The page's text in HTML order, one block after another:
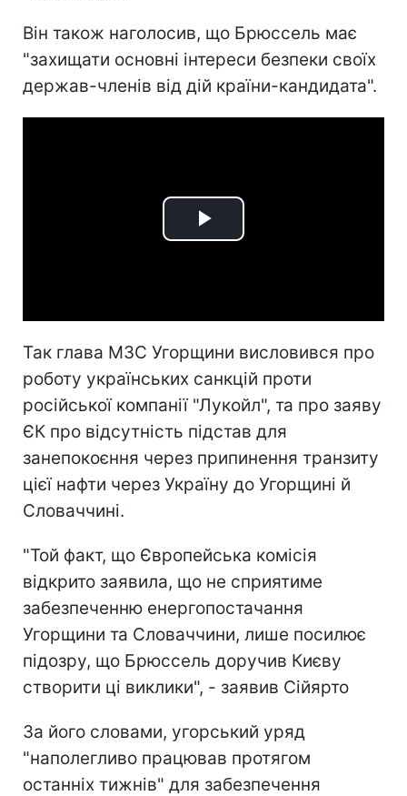
Він також наголосив, що Брюссель має
"захищати основні інтереси безпеки своїх
держав-членів від дій країни-кандидата".
Play
Так глава МЗС Угорщини висловився про
роботу українських санкцій проти
російської компанії "Лукойл", та про заяву
ЄК про відсутність підстав для
занепокоєння через припинення транзиту
цієї нафти через Україну до Угорщині й
Словаччині.
"Той факт, що Європейська комісія
відкрито заявила, що не сприятиме
забезпеченню енергопостачання
Угорщини та Словаччини, лише посилює
підозру, що Брюссель доручив Києву
створити ці виклики", - заявив Сійярто
За його словами, угорський уряд
"наполегливо працював протягом
останніх тижнів" для забезпечення